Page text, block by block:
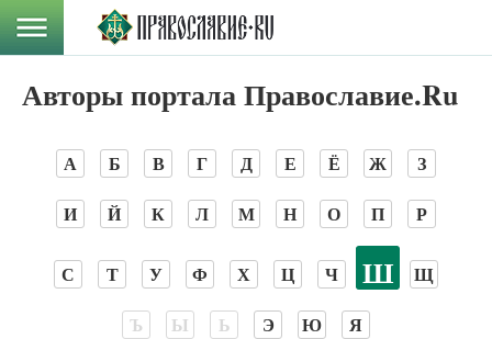
Авторы портала Православие.Ru
А Б В Г Д Е Ё Ж
З
И
Й К Л М Н О П Р
С Т У Ф Х Ц Ч Ш
Щ
Ъ
Ы Ь Э Ю Я